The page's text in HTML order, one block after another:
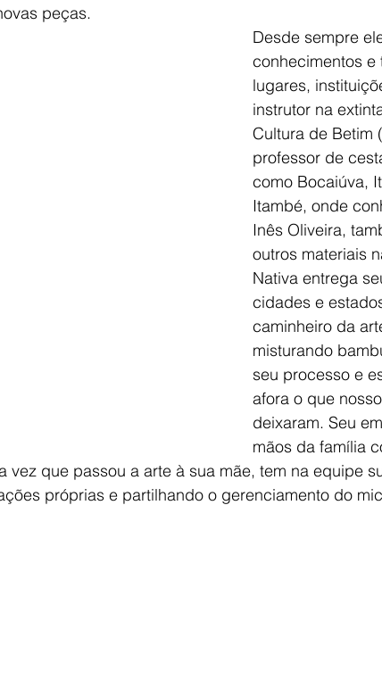
peças.
Desde sempre
conhecimentos e
lugares,
instrutor na
Cultura de Betim
professor de
como Bocaiúva,
Itambé, onde
Inês Oliveira,
outros materiais
Nativa entrega
cidades e
caminheiro da
misturando
seu processo e
afora o que
deixaram. Seu
mãos da família
vez que passou a arte à sua mãe, tem na equipe
próprias e partilhando o gerenciamento do